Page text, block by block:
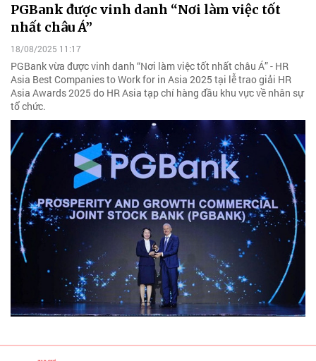
PGBank được vinh danh “Nơi làm việc tốt
nhất châu Á”
18/08/2025 11:17
PGBank vừa được vinh danh “Nơi làm việc tốt nhất châu Á” - HR
Asia Best Companies to Work for in Asia 2025 tại lễ trao giải HR
Asia Awards 2025 do HR Asia tạp chí hàng đầu khu vực về nhân sự
tổ chức.